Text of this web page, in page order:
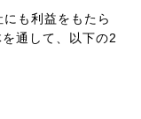
も利益をもたら
通して、以下の2